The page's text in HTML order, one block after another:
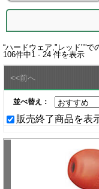
“ハードウェア,"レッド"”で
106件中1 - 24 件を表示
<<前へ
並べ替え：
販売終了商品を表